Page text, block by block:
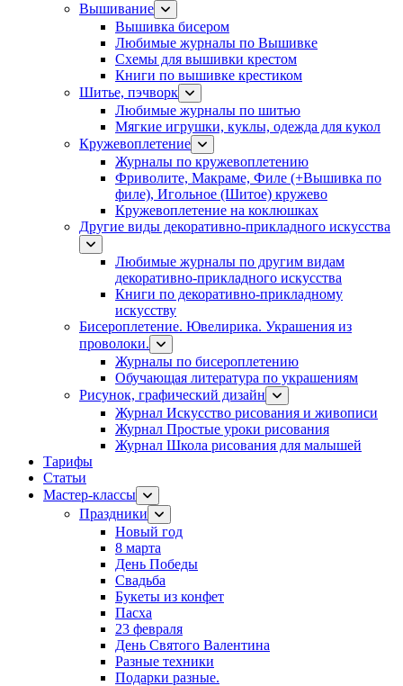
Вышивание
Вышивка бисером
Любимые журналы по Вышивке
Схемы для вышивки крестом
Книги по вышивке крестиком
Шитье, пэчворк
Любимые журналы по шитью
Мягкие игрушки, куклы, одежда для кукол
Кружевоплетение
Журналы по кружевоплетению
Фриволите, Макраме, Филе (+Вышивка по
филе), Игольное (Шитое) кружево
Кружевоплетение на коклюшках
Другие виды декоративно-прикладного искусства
Любимые журналы по другим видам
декоративно-прикладного искусства
Книги по декоративно-прикладному
искусству
Бисероплетение. Ювелирика. Украшения из
проволоки.
Журналы по бисероплетению
Обучающая литература по украшениям
Рисунок, графический дизайн
Журнал Искусство рисования и живописи
Журнал Простые уроки рисования
Журнал Школа рисования для малышей
Тарифы
Статьи
Мастер-классы
Праздники
Новый год
8 марта
День Победы
Свадьба
Букеты из конфет
Пасха
23 февраля
День Святого Валентина
Разные техники
Подарки разные.